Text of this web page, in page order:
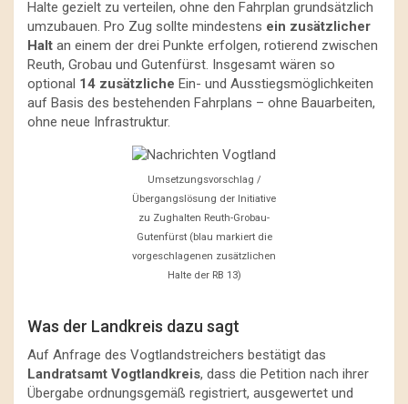
Halte gezielt zu verteilen, ohne den Fahrplan grundsätzlich
umzubauen. Pro Zug sollte mindestens ein zusätzlicher
Halt an einem der drei Punkte erfolgen, rotierend zwischen
Reuth, Grobau und Gutenfürst. Insgesamt wären so
optional 14 zusätzliche Ein- und Ausstiegsmöglichkeiten
auf Basis des bestehenden Fahrplans – ohne Bauarbeiten,
ohne neue Infrastruktur.
Umsetzungsvorschlag /
Übergangslösung der Initiative
zu Zughalten Reuth-Grobau-
Gutenfürst (blau markiert die
vorgeschlagenen zusätzlichen
Halte der RB 13)
Was der Landkreis dazu sagt
Auf Anfrage des Vogtlandstreichers bestätigt das
Landratsamt Vogtlandkreis, dass die Petition nach ihrer
Übergabe ordnungsgemäß registriert, ausgewertet und